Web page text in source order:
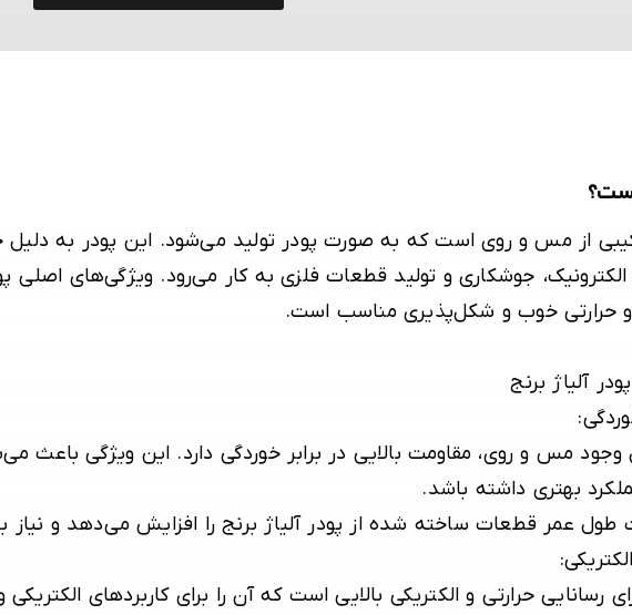
از مس و روی است که به صورت پودر تولید می‌شود. این پودر به
الکترونیک، جوشکاری و تولید قطعات فلزی به کار می‌رود. ویژگی‌های اصلی
و حرارتی خوب و شکل‌پذیری مناسب است.
آلیاژ برنج
:
وجود مس و روی، مقاومت بالایی در برابر خوردگی دارد. این ویژگی
بهتری داشته باشد.
طول عمر قطعات ساخته شده از پودر آلیاژ برنج را افزایش می‌دهد و
:
رسانایی حرارتی و الکتریکی بالایی است که آن را برای کاربردهای